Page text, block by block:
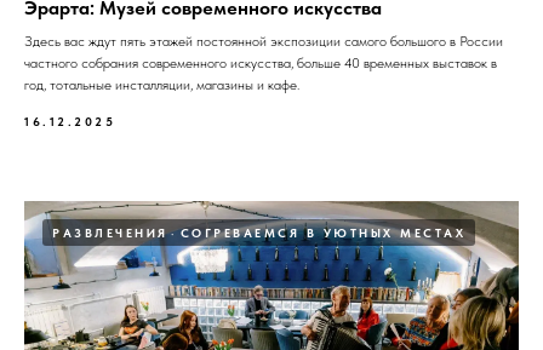
Эрарта: Музей современного искусства
Здесь вас ждут пять этажей постоянной экспозиции самого большого в России
частного собрания современного искусства, больше 40 временных выставок в
год, тотальные инсталляции, магазины и кафе.
16.12.2025
РАЗВЛЕЧЕНИЯ СОГРЕВАЕМСЯ В УЮТНЫХ МЕСТАХ